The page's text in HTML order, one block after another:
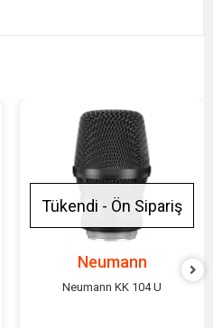
Tükendi - Ön Sipariş
Neumann
Neumann KK 104 U